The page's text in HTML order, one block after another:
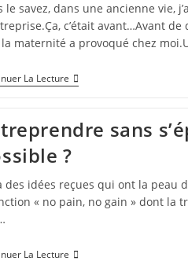
le savez, dans une ancienne vie,
c’était avant…Avant
maternité a provoqué chez
La Lecture
sans
?
des idées reçues qui ont la peau
« no pain, no gain » dont la
La Lecture